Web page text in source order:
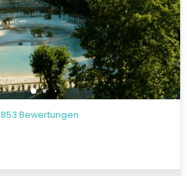
853 Bewertungen